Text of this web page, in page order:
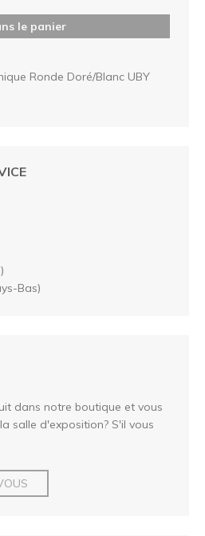
le panier
Ronde Doré/Blanc UBY
Bas)
dans notre boutique et vous
salle d'exposition? S'il vous